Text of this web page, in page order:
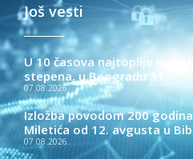
Još vesti
U 10 časova najtoplije na
stepena, u Beogradu 31
07.08.2026.
Izložba povodom 200
Miletića od 12. avgusta u
07.08.2026.